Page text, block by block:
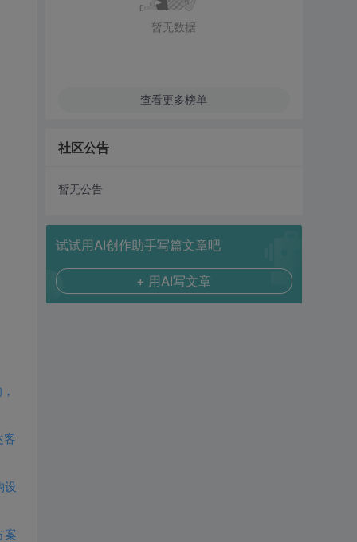
客
设
案
暂无数据
查看更多榜单
社区公告
暂无公告
试试用AI创作助手写篇文章吧
+ 用AI写文章